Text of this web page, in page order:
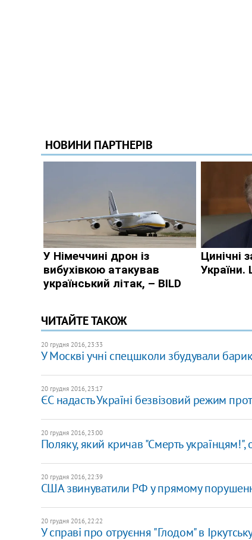
ЧИТАЙТЕ ТАКОЖ
20 грудня 2016, 23:33
У Москві учні спецшколи збудували
20 грудня 2016, 23:17
ЄС надасть Україні безвізовий режим
20 грудня 2016, 23:00
Поляку, який кричав "Смерть
20 грудня 2016, 22:39
США звинуватили РФ у прямому
20 грудня 2016, 22:22
У справі про отруєння "Глодом" в